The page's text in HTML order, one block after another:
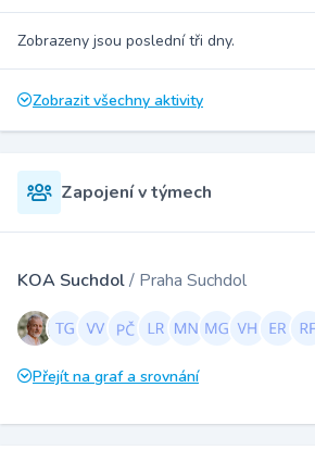
Zobrazeny jsou poslední tři dny.
Zobrazit všechny aktivity
Zapojení v týmech
KOA Suchdol/ Praha Suchdol
Přejít na graf a srovnání